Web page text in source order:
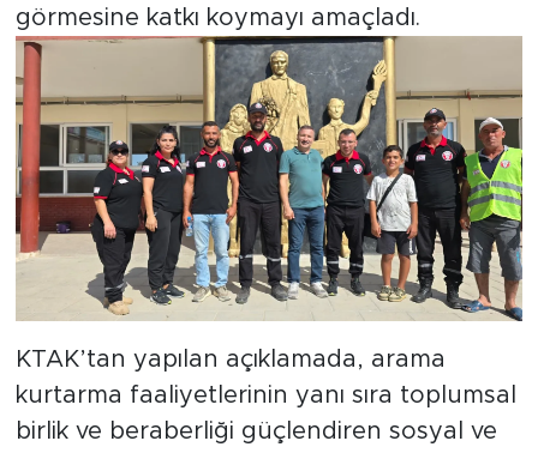
görmesine katkı koymayı amaçladı.
KTAK’tan yapılan açıklamada, arama
kurtarma faaliyetlerinin yanı sıra toplumsal
birlik ve beraberliği güçlendiren sosyal ve